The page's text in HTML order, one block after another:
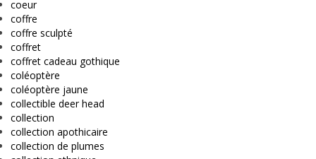
coeur
coffre
coffre sculpté
coffret
coffret cadeau gothique
coléoptère
coléoptère jaune
collectible deer head
collection
collection apothicaire
collection de plumes